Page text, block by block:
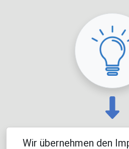
Wir übernehmen den